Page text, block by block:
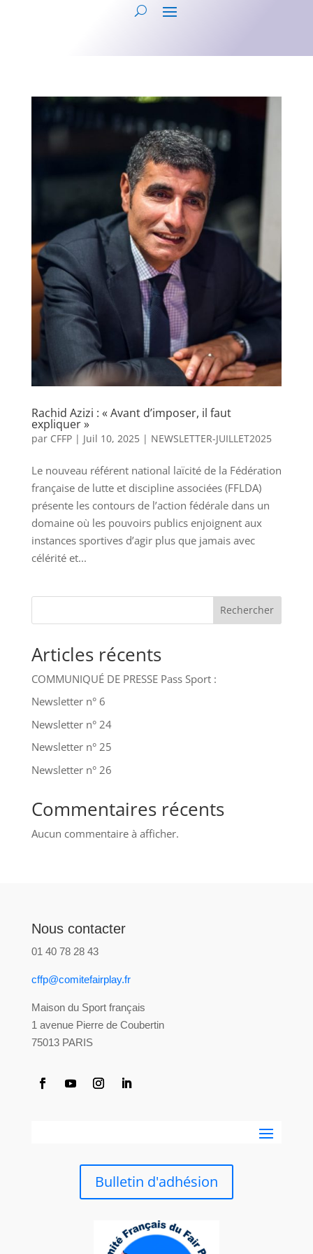
Rachid Azizi : « Avant d’imposer, il faut
expliquer »
par CFFP| Juil 10, 2025| NEWSLETTER-JUILLET2025
Le nouveau référent national laïcité de la Fédération
française de lutte et discipline associées (FFLDA)
présente les contours de l’action fédérale dans un
domaine où les pouvoirs publics enjoignent aux
instances sportives d’agir plus que jamais avec
célérité et...
Rechercher
Articles récents
COMMUNIQUÉ DE PRESSE Pass Sport :
Newsletter n° 6
Newsletter n° 24
Newsletter n° 25
Newsletter n° 26
Commentaires récents
Aucun commentaire à afficher.
Nous contacter
01 40 78 28 43
cffp@comitefairplay.fr
Maison du Sport français
1 avenue Pierre de Coubertin
75013 PARIS
Bulletin d'adhésion